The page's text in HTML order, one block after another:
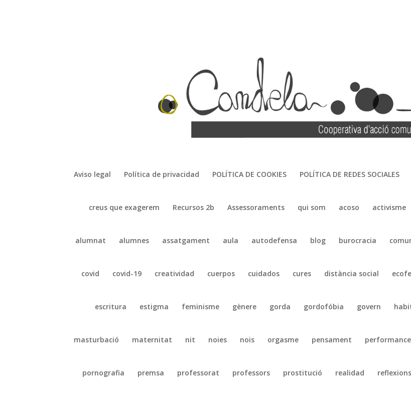
Aviso legal Política de privacidad POLÍTICA DE COOKIES POLÍTICA DE REDES SOCIALES
creus que exagerem Recursos 2b Assessoraments qui som acoso activisme
alumnat alumnes assatgament aula autodefensa blog burocracia
covid covid-19 creatividad cuerpos cuidados cures distància social
escritura estigma feminisme gènere gorda gordofóbia govern
masturbació maternitat nit noies nois orgasme pensament performance
pornografia premsa professorat professors prostitució realidad reflexions